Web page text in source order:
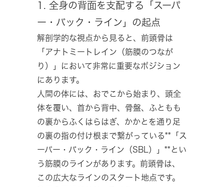
1. 全身の背面を支配する「スーパ
ー・バック・ライン」の起点
解剖学的な視点から見ると、前頭骨は
「アナトミートレイン（筋膜のつなが
り）」において非常に重要なポジション
にあります。
人間の体には、おでこから始まり、頭全
体を覆い、首から背中、骨盤、ふともも
の裏からふくはらはぎ、かかとを通り足
の裏の指の付け根まで繋がっている**「ス
ーパー・バック・ライン（SBL）」**とい
う筋膜のラインがあります。前頭骨は、
この広大なラインのスタート地点です。